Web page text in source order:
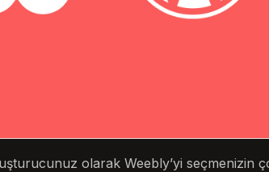
olarak Weebly’yi seçmenizin